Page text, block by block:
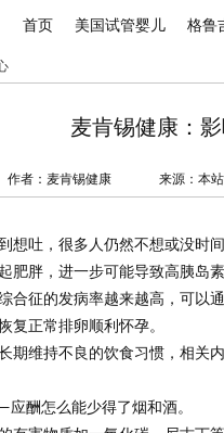
首页 美国试管婴儿 格鲁
麦肯锡健康：
作者：麦肯锡健康 来源：本
想吐，很多人仍然不想或没时
肥胖，进一步可能导致高胰岛
合征的发病率越来越高， 可以
复正常排卵顺利怀孕。
期维持不良的饮食习惯，相关
应酬怎么能少得了烟和酒。